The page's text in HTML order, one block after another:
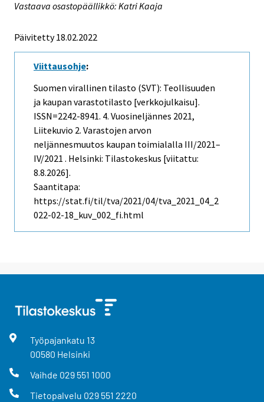
Vastaava osastopäällikkö: Katri Kaaja
Päivitetty 18.02.2022
Viittausohje:
Suomen virallinen tilasto (SVT): Teollisuuden
ja kaupan varastotilasto [verkkojulkaisu].
ISSN=2242-8941. 4. Vuosineljännes 2021,
Liitekuvio 2. Varastojen arvon
neljännesmuutos kaupan toimialalla III/2021–
IV/2021 . Helsinki: Tilastokeskus [viitattu:
8.8.2026].
Saantitapa:
https://stat.fi/til/tva/2021/04/tva_2021_04_2
022-02-18_kuv_002_fi.html
Työpajankatu 13
00580 Helsinki
Vaihde 029 551 1000
Tietopalvelu 029 551 2220